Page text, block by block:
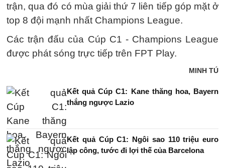
trận, qua đó có mùa giải thứ 7 liên tiếp góp mặt ở
top 8 đội mạnh nhất Champions League.
Các trận đấu của Cúp C1 - Champions League
được phát sóng trực tiếp trên FPT Play.
MINH TÚ
Kết quả Cúp C1: Kane thăng hoa, Bayern
thắng ngược Lazio
Kết quả Cúp C1: Ngôi sao 110 triệu euro
lập công, tước đi lợi thế của Barcelona